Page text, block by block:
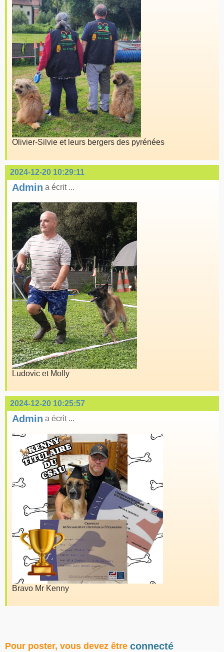
Olivier-Silvie et leurs bergers des pyrénées
2024-12-20 10:29:11
Admin a écrit ...
Ludovic et Molly
2024-12-20 10:25:57
Admin a écrit ...
Bravo Mr Kenny
Pour poster, vous devez être connecté